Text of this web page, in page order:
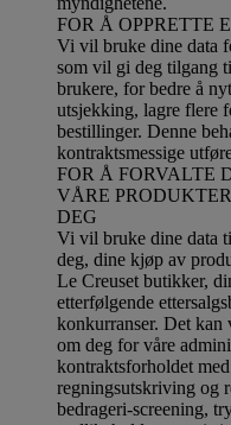
FOR Å OPPRETTE
Vi vil bruke dine data
som vil gi deg tilgang
brukere, for bedre å
utsjekking, lagre flere
bestillinger. Denne
kontraktsmessige
FOR Å FORVALTE
VÅRE
DEG
Vi vil bruke dine data
deg, dine kjøp av
Le Creuset butikker,
etterfølgende
konkurranser. Det kan
om deg for våre
kontraktsforholdet
regningsutskriving og
bedrageri-screening,